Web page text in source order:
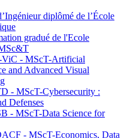
diplômé de l’École
gradué de l'Ecole
- MScT-Artificial
and Advanced Visual
- MScT-Cybersecurity :
Defenses
- MScT-Data Science for
- MScT-Economics, Data